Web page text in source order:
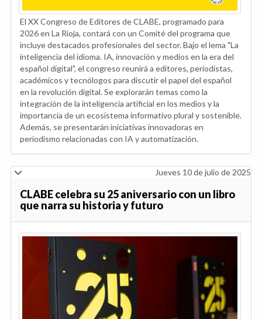
El XX Congreso de Editores de CLABE, programado para
2026 en La Rioja, contará con un Comité del programa que
incluye destacados profesionales del sector. Bajo el lema "La
inteligencia del idioma. IA, innovación y medios en la era del
español digital", el congreso reunirá a editores, periodistas,
académicos y tecnólogos para discutir el papel del español
en la revolución digital. Se explorarán temas como la
integración de la inteligencia artificial en los medios y la
importancia de un ecosistema informativo plural y sostenible.
Además, se presentarán iniciativas innovadoras en
periodismo relacionadas con IA y automatización.
Jueves 10 de julio de 2025
CLABE celebra su 25 aniversario con un libro
que narra su historia y futuro